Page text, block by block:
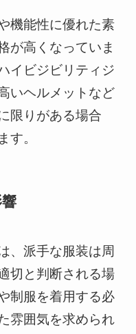
機能性に優れた素
が高くなっていま
イビジビリティジ
いヘルメットなど
限りがある場合
す。
、派手な服装は周
切と判断される場
制服を着用する必
雰囲気を求められ